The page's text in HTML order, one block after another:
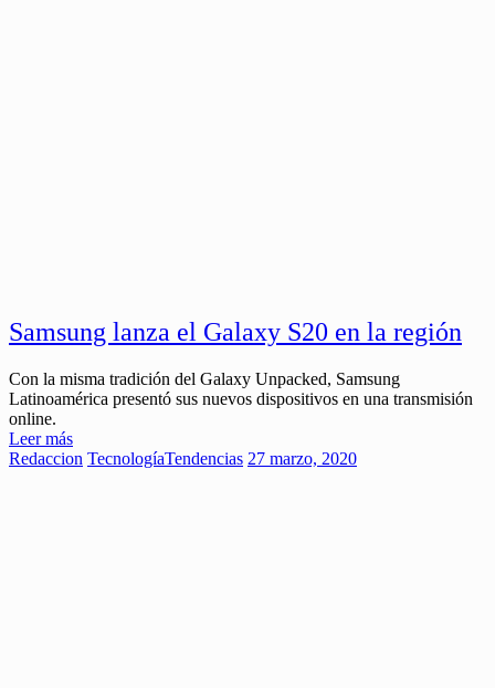
Samsung lanza el Galaxy S20 en la región
Con la misma tradición del Galaxy Unpacked, Samsung
Latinoamérica presentó sus nuevos dispositivos en una transmisión
online.
Leer más
Redaccion TecnologíaTendencias 27 marzo, 2020